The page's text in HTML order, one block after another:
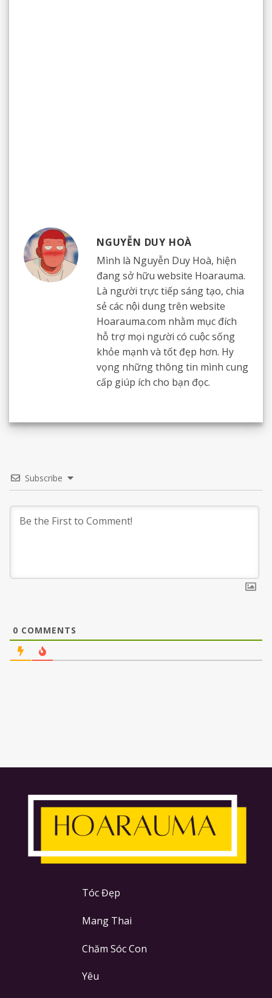
NGUYỄN DUY HOÀ
Mình là Nguyễn Duy Hoà, hiện
đang sở hữu website Hoarauma.
Là người trực tiếp sáng tạo, chia
sẻ các nội dung trên website
Hoarauma.com nhằm mục đích
hỗ trợ mọi người có cuộc sống
khỏe mạnh và tốt đẹp hơn. Hy
vọng những thông tin mình cung
cấp giúp ích cho bạn đọc.
Subscribe
0 COMMENTS
Tóc Đẹp
Mang Thai
Chăm Sóc Con
Yêu